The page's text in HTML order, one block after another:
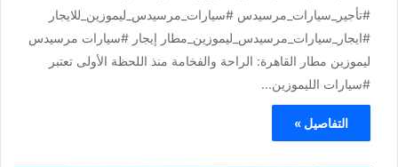
#تأجير_سيارات_مرسيدس #سيارات_مرسيدس_ليموزين_للايجار
#ايجار_سيارات_مرسيدس_ليموزين_مطار إيجار #سيارات مرسيدس
ليموزين مطار القاهرة: الراحة والفخامة منذ اللحظة الأولى تعتبر
#سيارات الليموزين...
التفاصيل »